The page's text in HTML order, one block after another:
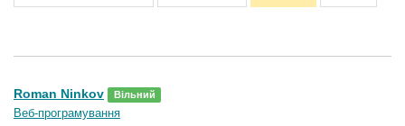
Roman Ninkov Вільний
Веб-програмування